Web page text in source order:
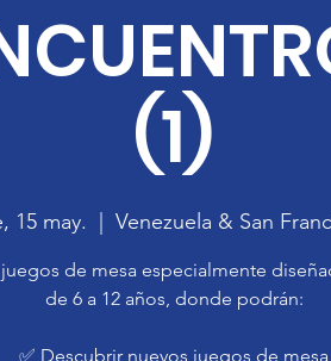
(1)
15 may. Venezuela & San
de mesa especialmente
de 6 a 12 años, donde podrán:
✅ Descubrir nuevos juegos de mesa